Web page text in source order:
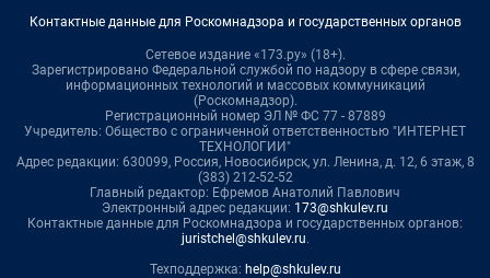
Контактные данные для Роскомнадзора и государственных органов
Сетевое издание «173.ру» (18+).
Зарегистрировано Федеральной службой по надзору в сфере связи,
информационных технологий и массовых коммуникаций
(Роскомнадзор).
Регистрационный номер ЭЛ № ФС 77 - 87889
Учредитель: Общество с ограниченной ответственностью "ИНТЕРНЕТ
ТЕХНОЛОГИИ"
Адрес редакции: 630099, Россия, Новосибирск, ул. Ленина, д. 12, 6 этаж, 8
(383) 212-52-52
Главный редактор: Ефремов Анатолий Павлович
Электронный адрес редакции: 173@shkulev.ru
Контактные данные для Роскомнадзора и государственных органов:
juristchel@shkulev.ru.
Техподдержка: help@shkulev.ru